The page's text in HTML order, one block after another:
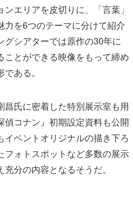
エリアを皮切りに、「言葉」
力を6つのテーマに分けて紹介
グシアターでは原作の30年に
ことができる映像をもって締め
ある。
昌氏に密着した特別展示室も用
偵コナン』初期設定資料も公開
イベントオリジナルの描き下ろ
フォトスポットなど多数の展示
分の内容となるそうだ。